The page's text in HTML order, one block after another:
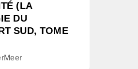
(LA
DU
SUD, TOME